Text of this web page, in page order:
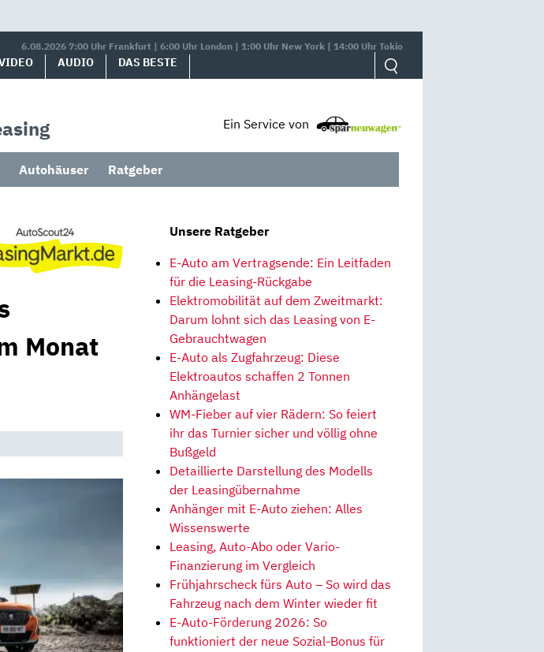
6.08.2026 7:00 Uhr Frankfurt | 6:00 Uhr London | 1:00 Uhr New York | 14:00 Uhr Tokio
AUDIO DAS BESTE
Ein Service von
Autohäuser Ratgeber
Monat
Unsere Ratgeber
E-Auto am Vertragsende: Ein Leitfaden
für die Leasing-Rückgabe
Elektromobilität auf dem Zweitmarkt:
Darum lohnt sich das Leasing von E-
Gebrauchtwagen
E-Auto als Zugfahrzeug: Diese
Elektroautos schaffen 2 Tonnen
Anhängelast
WM-Fieber auf vier Rädern: So feiert
ihr das Turnier sicher und völlig ohne
Bußgeld
Detaillierte Darstellung des Modells
der Leasingübernahme
Anhänger mit E-Auto ziehen: Alles
Wissenswerte
Leasing, Auto-Abo oder Vario-
Finanzierung im Vergleich
Frühjahrscheck fürs Auto – So wird das
Fahrzeug nach dem Winter wieder fit
E-Auto-Förderung 2026: So
funktioniert der neue Sozial-Bonus für